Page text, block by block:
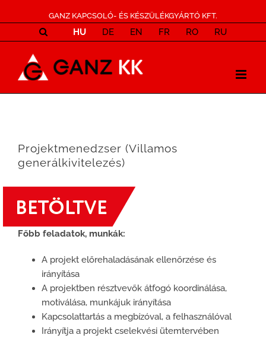
GANZ KAPCSOLÓ- ÉS KÉSZÜLÉKGYÁRTÓ KFT.
HU DE EN FR RO RU
Projektmenedzser (Villamos
generálkivitelezés)
Főbb feladatok, munkák:
A projekt előrehaladásának ellenőrzése és
irányítása
A projektben résztvevők átfogó koordinálása,
motiválása, munkájuk irányítása
Kapcsolattartás a megbízóval, a felhasználóval
Irányítja a projekt cselekvési ütemtervében